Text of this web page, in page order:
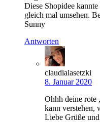
Diese Shopidee
gleich mal umsehen.
Sunny
Antworten
claudialasetzki
8. Januar 2020
Ohhh deine rote
kann verstehen,
Liebe Grüße